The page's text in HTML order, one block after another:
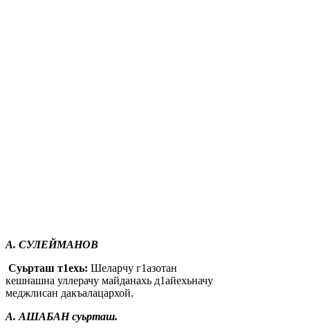
А. СУЛЕЙМАНОВ
Суьрташ т1ехь: Шеларчу г1азотан
кешнашна уллерачу майданахь д1айехьначу
меджлисан дакъалацархой.
А. АШАБАН суьрташ.